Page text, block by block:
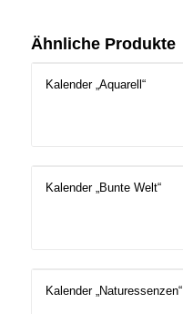
Ähnliche Produkte
Kalender „Aquarell“
Kalender „Bunte Welt“
Kalender „Naturessenzen“